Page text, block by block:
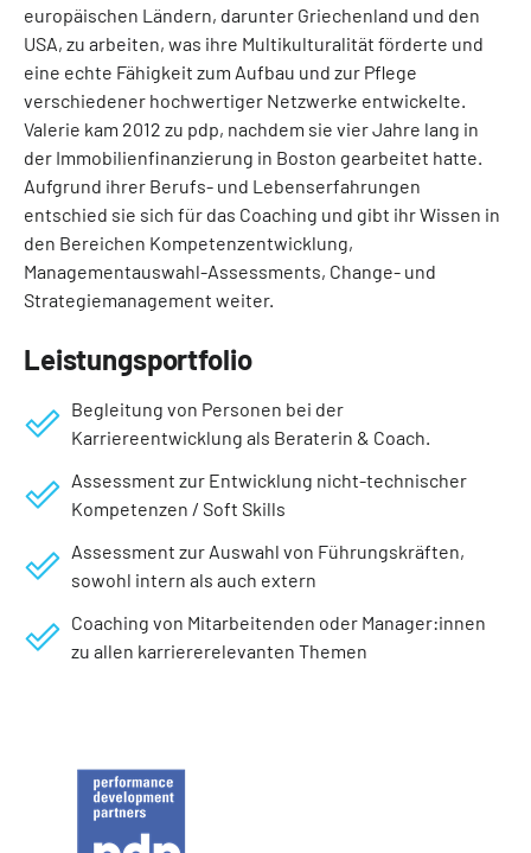
europäischen Ländern, darunter Griechenland und den
USA, zu arbeiten, was ihre Multikulturalität förderte und
eine echte Fähigkeit zum Aufbau und zur Pflege
verschiedener hochwertiger Netzwerke entwickelte.
Valerie kam 2012 zu pdp, nachdem sie vier Jahre lang in
der Immobilienfinanzierung in Boston gearbeitet hatte.
Aufgrund ihrer Berufs- und Lebenserfahrungen
entschied sie sich für das Coaching und gibt ihr Wissen in
den Bereichen Kompetenzentwicklung,
Managementauswahl-Assessments, Change- und
Strategiemanagement weiter.
Leistungsportfolio
Begleitung von Personen bei der
Karriereentwicklung als Beraterin & Coach.
Assessment zur Entwicklung nicht-technischer
Kompetenzen / Soft Skills
Assessment zur Auswahl von Führungskräften,
sowohl intern als auch extern
Coaching von Mitarbeitenden oder Manager:innen
zu allen karriererelevanten Themen